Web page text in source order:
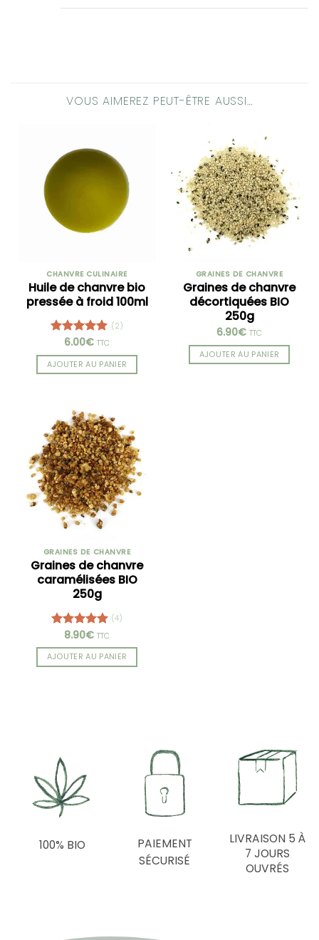
VOUS AIMEREZ PEUT-ÊTRE AUSSI…
CHANVRE CULINAIRE
Huile de chanvre bio
pressée à froid 100ml
Note5.00
sur 5
(2)
6.00€ TTC
AJOUTER AU PANIER
GRAINES DE CHANVRE
Graines de chanvre
décortiquées BIO
250g
6.90€ TTC
AJOUTER AU PANIER
GRAINES DE CHANVRE
Graines de chanvre
caramélisées BIO
250g
Note5.00
sur 5
(4)
8.90€ TTC
AJOUTER AU PANIER
100% BIO
PAIEMENT
SÉCURISÉ
LIVRAISON 5 À
7 JOURS
OUVRÉS